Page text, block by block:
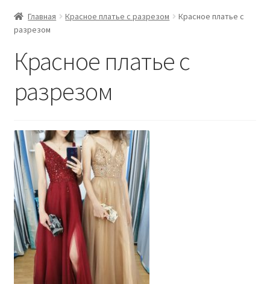
Главная Красное платье с разрезом
Красное платье с
разрезом
Красное платье с
разрезом